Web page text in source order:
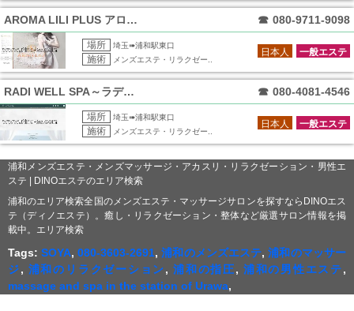
AROMA LILI PLUS アロマリ ☎ 080-9711-9098
場所 埼玉➠浦和駅東口
施術 メンズエステ・リラクゼー..
一般エステ
日本人
RADI WELL SPA～ラディウェル ☎ 080-4081-4546
場所 埼玉➠浦和駅東口
施術 メンズエステ・リラクゼー..
一般エステ
日本人
浦和メンズエステ・メンズマッサージ・アカスリ・リラクゼーション・男性エ
ステ | DINOエステのエリア検索
浦和のエリア検索全国のメンズエステ・マッサージサロンを探すならDINOエス
テ（ディノエステ）。癒し・リラクゼーション・整体など厳選サロン情報を掲
載中。エリア検索
Tags:SOYA,080-3603-2691,浦和のメンズエステ,浦和のマッサー
ジ, 浦和のリラクゼーション,浦和の指圧, 浦和の男性エステ,
massage and spa in the station of Urawa,